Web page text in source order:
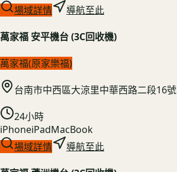
場域詳情
導航至此
萬家福 安平機台 (3C回收機)
萬家福(原家樂福)
台南市中西區大涼里中華西路二段16號
24小時
iPhoneiPadMacBook
場域詳情
導航至此